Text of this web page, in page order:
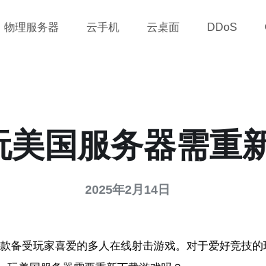
物理服务器 云手机 云桌面 DDoS
美国服务器需重
2025年2月14日
备受玩家喜爱的多人在线射击游戏。对于爱好竞技